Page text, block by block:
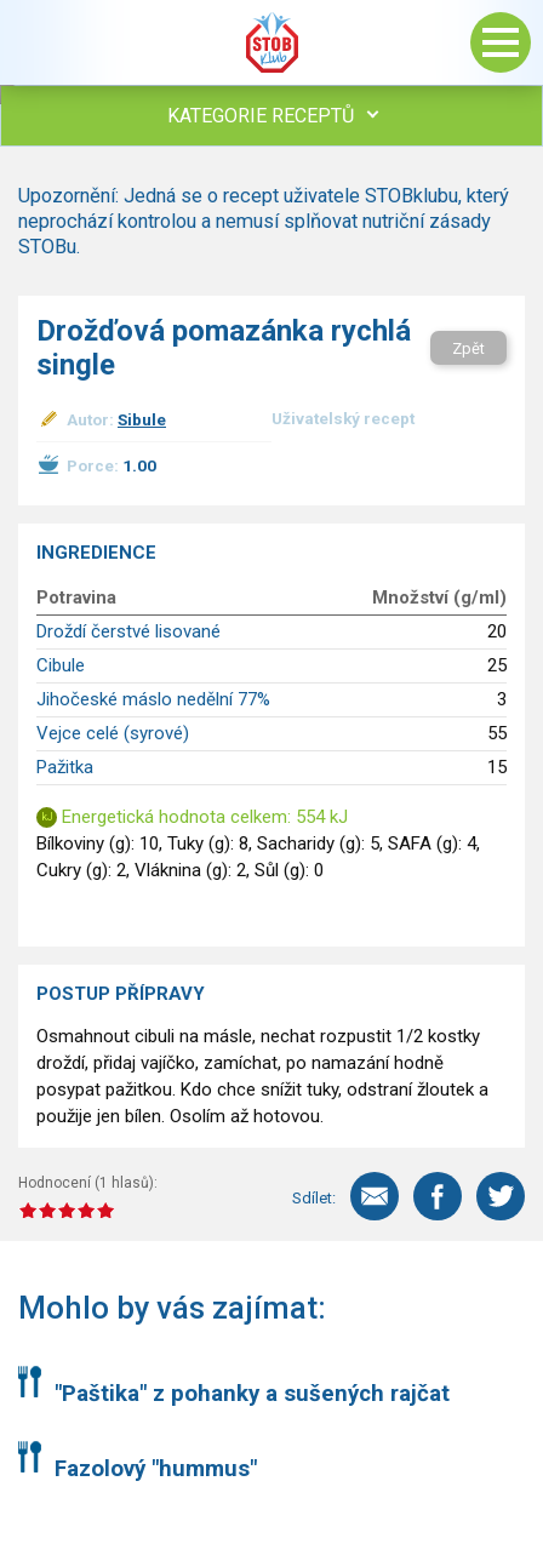
KATEGORIE RECEPTŮ
Polévky
Studená kuchyně
Bezmasé a zeleninové
Saláty
Dezerty
Nápoje
GLP-1 recepty
Upozornění: Jedná se o recept uživatele STOBklubu, který
neprochází kontrolou a nemusí splňovat nutriční zásady
STOBu.
Drožďová pomazánka rychlá
single
Zpět
Autor: Sibule Uživatelský recept
Porce: 1.00
INGREDIENCE
Potravina
Množství (g/ml)
Droždí čerstvé lisované
20
Cibule
25
Jihočeské máslo nedělní 77%
3
Vejce celé (syrové)
55
Pažitka
15
Energetická hodnota celkem: 554 kJ
Bílkoviny (g): 10, Tuky (g): 8, Sacharidy (g): 5, SAFA (g): 4,
Cukry (g): 2, Vláknina (g): 2, Sůl (g): 0
POSTUP PŘÍPRAVY
Osmahnout cibuli na másle, nechat rozpustit 1/2 kostky
droždí, přidaj vajíčko, zamíchat, po namazání hodně
posypat pažitkou. Kdo chce snížit tuky, odstraní žloutek a
použije jen bílen. Osolím až hotovou.
Hodnocení (1 hlasů):
Sdílet:
Mohlo by vás zajímat:
"Paštika" z pohanky a sušených rajčat
Fazolový "hummus"